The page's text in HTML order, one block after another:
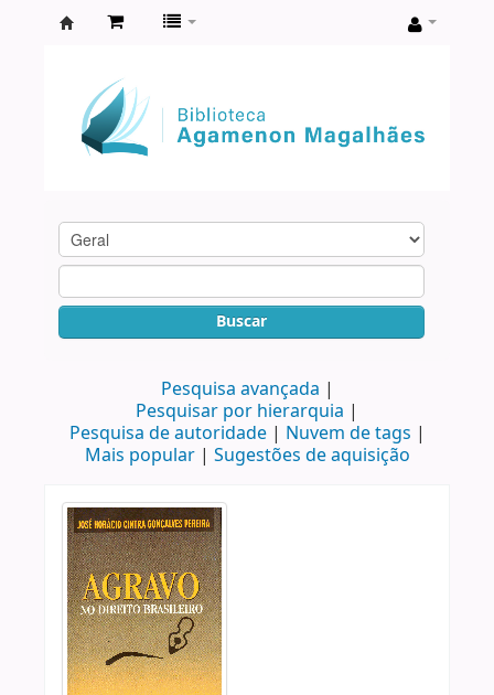
Agamenon
Magalhães
Buscar
Pesquisa avançada
Pesquisar por hierarquia
Pesquisa de autoridade
Nuvem de tags
Mais popular
Sugestões de aquisição